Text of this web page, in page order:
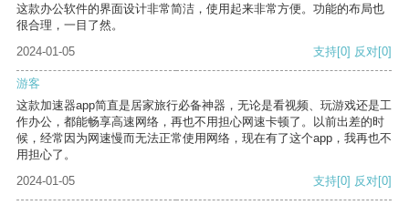
这款办公软件的界面设计非常简洁，使用起来非常方便。功能的布局也
很合理，一目了然。
2024-01-05
支持[0] 反对[0]
游客
这款加速器app简直是居家旅行必备神器，无论是看视频、玩游戏还是工
作办公，都能畅享高速网络，再也不用担心网速卡顿了。以前出差的时
候，经常因为网速慢而无法正常使用网络，现在有了这个app，我再也不
用担心了。
2024-01-05
支持[0] 反对[0]